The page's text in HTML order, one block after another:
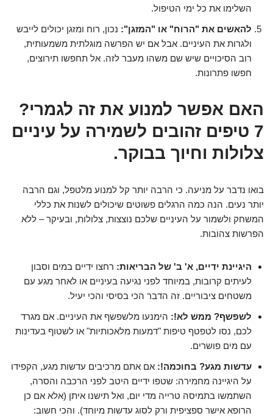
השלימו את כל ימי הטיפול.
להאשים את "הרוח" או "המזגן": נכון, רוח ומזגן יכולים לייבש
ולגרות את העיניים. אבל אם יש הפרשה מוגלתית משמעותית,
רוב הסיכויים שיש שם משהו מעבר לזה. אל תחפשו תירוצים,
חפשו פתרונות.
האם אפשר למנוע את זה לגמרי?
7 טיפים זהובים לשמירה על עיניים
צלולות וחיוך בבוקר.
בואו נדבר על מניעה. כי הרבה יותר קל למנוע מלטפל, וגם הרבה
יותר נעים. הנה כמה הרגלים פשוטים שיכולים לשנות את כללי
המשחק ולשמור על העיניים שלכם נוצצות, צלולות, ובעיקר – ללא
הפרשות צהובות.
היגיינת ידיים, א' ב' של הבריאות: רחצו ידיים במים וסבון
לעיתים קרובות, במיוחד לפני נגיעה בעיניים או לאחר מגע עם
משטחים ציבוריים. זה הדבר הכי בסיסי והכי יעיל.
לשפשף? ממש לא!: הימנעו מלשפשף את העיניים. אם מגרד
לכם, נסו לטפטף טיפות "דמעות מלאכותיות" או לשטוף בעדינות
עם מים פושרים.
עדשות מגע? בחוכמה!: אם אתם מרכיבים עדשות מגע, הקפידו
על היגיינה מחמירה: שטפו ידיים היטב לפני הרכבה והסרה,
השתמשו בתמיסה טרייה מדי יום, ואל תישנו איתן (אלא אם כן
הרופא אישר ספציפית ורק לסוג עדשות מיוחד). והכי חשוב: